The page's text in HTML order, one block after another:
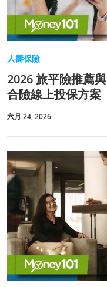
人壽保險
2026 旅平險推薦
合險線上投保方案
六月 24, 2026